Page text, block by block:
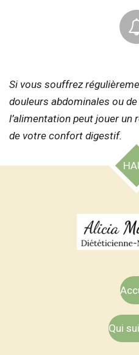
Si vous souffrez
douleurs abdominales ou
l’alimentation peut jouer un
de votre confort digestif.
Qui